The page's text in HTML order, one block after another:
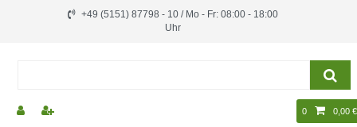
+49 (5151) 87798 - 10 / Mo - Fr: 08:00 - 18:00
Uhr
0 0,00 €